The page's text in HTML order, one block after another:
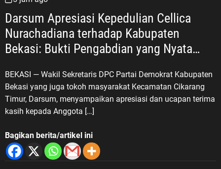
Darsum Apresiasi Kepedulian Cellica
Nurachadiana terhadap Kabupaten
Bekasi: Bukti Pengabdian yang Nyata
BEKASI — Wakil Sekretaris DPC Partai Demokrat Kabupaten
Bekasi yang juga tokoh masyarakat Kecamatan Cikarang
Timur, Darsum, menyampaikan apresiasi dan ucapan terima
kasih kepada Anggota […]
Bagikan berita/artikel ini